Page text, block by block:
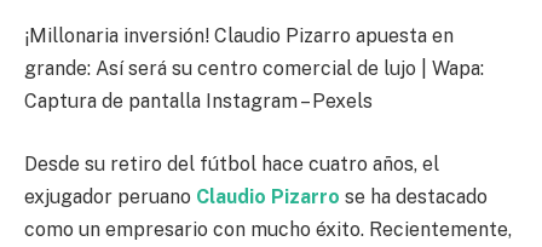
¡Millonaria inversión! Claudio Pizarro apuesta en
grande: Así será su centro comercial de lujo | Wapa:
Captura de pantalla Instagram – Pexels
Desde su retiro del fútbol hace cuatro años, el
exjugador peruano Claudio Pizarro se ha destacado
como un empresario con mucho éxito. Recientemente,